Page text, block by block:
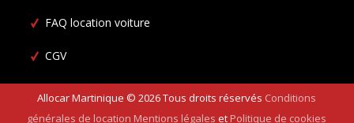
FAQ location voiture
CGV
Allocar Martinique ©2026Tous droits réservés Conditions
générales de location Mentions légales et Politique de cookies